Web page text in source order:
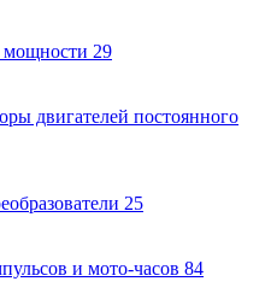
мощности 29
двигателей постоянного
25
и мото-часов 84